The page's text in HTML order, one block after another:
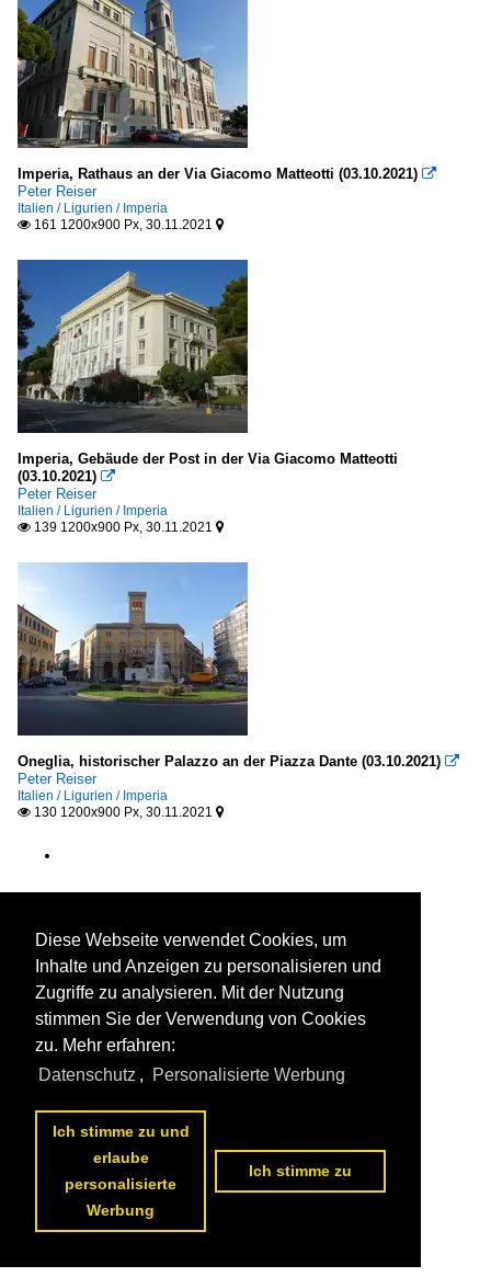
Imperia, Rathaus an der Via Giacomo Matteotti (03.10.2021) 
Peter Reiser
Italien / Ligurien / Imperia
 161 1200x900 Px, 30.11.2021 
Imperia, Gebäude der Post in der Via Giacomo Matteotti
(03.10.2021) 
Peter Reiser
Italien / Ligurien / Imperia
 139 1200x900 Px, 30.11.2021 
Oneglia, historischer Palazzo an der Piazza Dante (03.10.2021) 
Peter Reiser
Italien / Ligurien / Imperia
 130 1200x900 Px, 30.11.2021 
Diese Webseite verwendet Cookies, um
Inhalte und Anzeigen zu personalisieren und
Zugriffe zu analysieren. Mit der Nutzung
stimmen Sie der Verwendung von Cookies
zu. Mehr erfahren:
Datenschutz , Personalisierte Werbung
Ich stimme zu und
erlaube
personalisierte
Werbung
Ich stimme zu